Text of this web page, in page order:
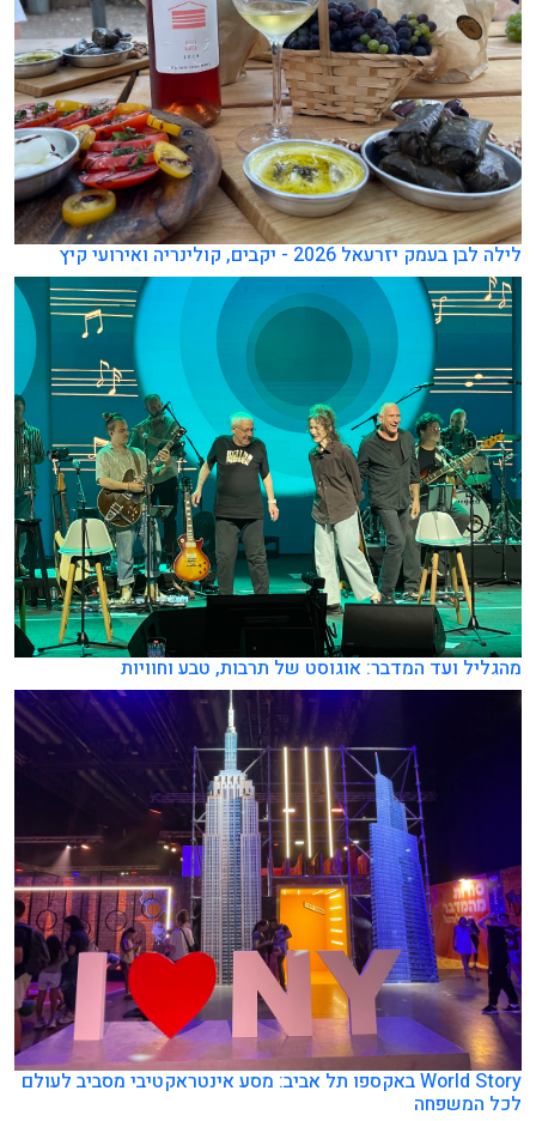
לילה לבן בעמק יזרעאל 2026 - יקבים, קולינריה ואירועי קיץ
מהגליל ועד המדבר: אוגוסט של תרבות, טבע וחוויות
World Story באקספו תל אביב: מסע אינטראקטיבי מסביב לעולם
לכל המשפחה